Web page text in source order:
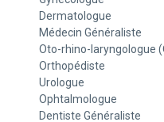
Dermatologue
Médecin Généraliste
Oto-rhino-laryngologue
Orthopédiste
Urologue
Ophtalmologue
Dentiste Généraliste